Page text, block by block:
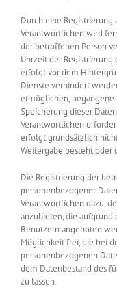
Durch eine
Verantwortlichen wird
der betroffenen Person
Uhrzeit der
erfolgt vor dem
Dienste verhindert
ermöglichen, begangene
Speicherung dieser
Verantwortlichen
erfolgt grundsätzlich
Weitergabe besteht oder
Die Registrierung der
personenbezogener
Verantwortlichen dazu,
anzubieten, die aufgrund
Benutzern angeboten
Möglichkeit frei, die bei
personenbezogenen
dem Datenbestand des
zu lassen.